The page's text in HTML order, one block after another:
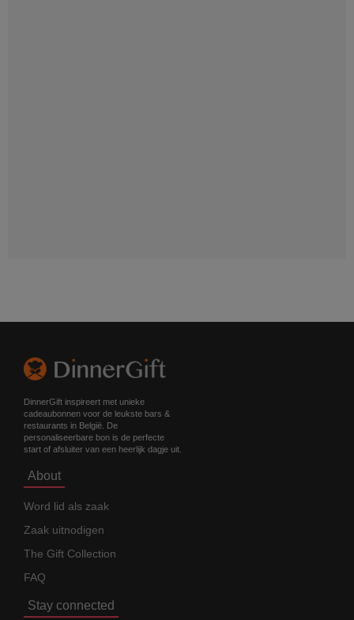
DinnerGift inspireert met unieke
cadeaubonnen voor de leukste bars &
restaurants in België. De
personaliseerbare bon is de perfecte
start of afsluiter van een heerlijk dagje uit.
About
Word lid als zaak
Zaak uitnodigen
The Gift Collection
FAQ
Stay connected